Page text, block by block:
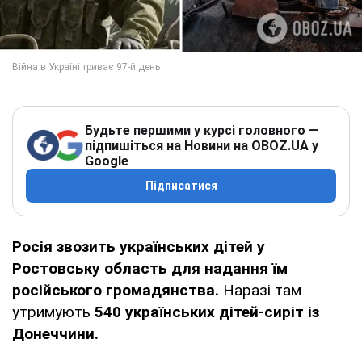
Будьте першими у курсі головного —
підпишіться на Новини на OBOZ.UA у
Google
Підписатися
Росія звозить українських дітей у
Ростовську область для надання їм
російського громадянства. Наразі там
утримують 540 українських дітей-сиріт із
Донеччини.